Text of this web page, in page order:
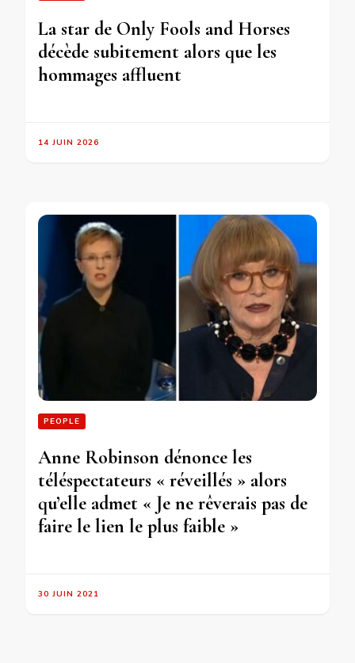
La star de Only Fools and Horses
décède subitement alors que les
hommages affluent
14 JUIN 2026
PEOPLE
Anne Robinson dénonce les
téléspectateurs « réveillés » alors
qu’elle admet « Je ne rêverais pas de
faire le lien le plus faible »
30 JUIN 2021